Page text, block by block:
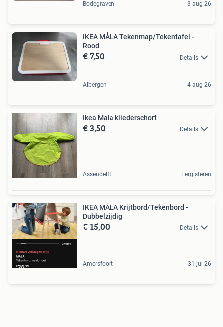
Bodegraven 3 aug 26
IKEA MÅLA Tekenmap/Tekentafel -
Rood
€ 7,50 Details
Albergen 4 aug 26
Ikea Mala kliederschort
€ 3,50 Details
Assendelft Eergisteren
IKEA MÅLA Krijtbord/Tekenbord -
Dubbelzijdig
€ 15,00 Details
Amersfoort 31 jul 26